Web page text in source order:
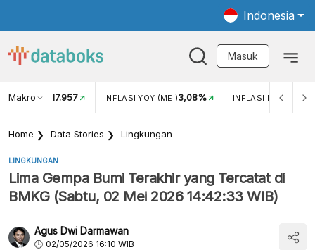
Indonesia
Masuk
Makro
USD/IDR 17.957 INFLASI YOY (MEI)3,08% INFLASI MOM (MEI)
Home Data Stories Lingkungan
LINGKUNGAN
Lima Gempa Bumi Terakhir yang Tercatat di
BMKG (Sabtu, 02 Mei 2026 14:42:33 WIB)
Agus Dwi Darmawan
02/05/2026 16:10 WIB